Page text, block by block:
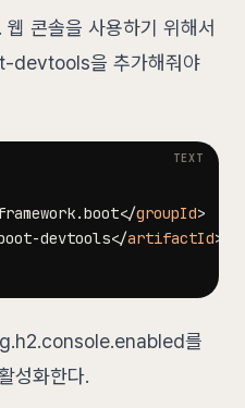
콘솔을 사용하기 위해서
을 추가해줘야
</groupId>
devtools</artifactId>
를
성화한다.